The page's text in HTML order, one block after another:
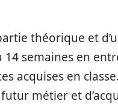
théorique et
semaines en
acquises en
métier et